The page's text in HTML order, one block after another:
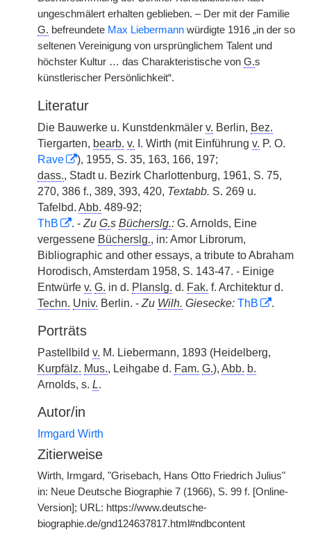
ungeschmälert erhalten geblieben. – Der mit der Familie
G. befreundete Max Liebermann würdigte 1916 „in der so
seltenen Vereinigung von ursprünglichem Talent und
höchster Kultur … das Charakteristische von G.s
künstlerischer Persönlichkeit“.
Literatur
Die Bauwerke u. Kunstdenkmäler v. Berlin, Bez.
Tiergarten, bearb. v. I. Wirth (mit Einführung v. P. O.
Rave
), 1955, S. 35, 163, 166, 197;
dass., Stadt u. Bezirk Charlottenburg, 1961, S. 75,
270, 386 f., 389, 393, 420, Textabb. S. 269 u.
Tafelbd. Abb. 489-92;
ThB
. - Zu G.s Bücherslg.: G. Arnolds, Eine
vergessene Bücherslg., in: Amor Librorum,
Bibliographic and other essays, a tribute to Abraham
Horodisch, Amsterdam 1958, S. 143-47. - Einige
Entwürfe v. G. in d. Planslg. d. Fak. f. Architektur d.
Techn. Univ. Berlin. - Zu Wilh. Giesecke: ThB .
Porträts
Pastellbild v. M. Liebermann, 1893 (Heidelberg,
Kurpfälz. Mus., Leihgabe d. Fam. G.), Abb. b.
Arnolds, s. L.
Autor/in
Irmgard Wirth
Zitierweise
Wirth, Irmgard, "Grisebach, Hans Otto Friedrich Julius"
in: Neue Deutsche Biographie 7 (1966), S. 99 f. [Online-
Version]; URL: https://www.deutsche-
biographie.de/gnd124637817.html#ndbcontent